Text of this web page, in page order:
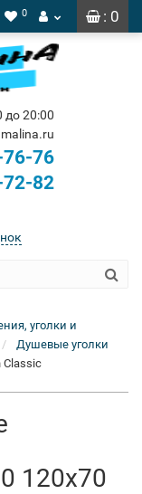
: 0
0
до 20:00
76-76
72-82
уголки и
Душевые уголки
Classic
120x70